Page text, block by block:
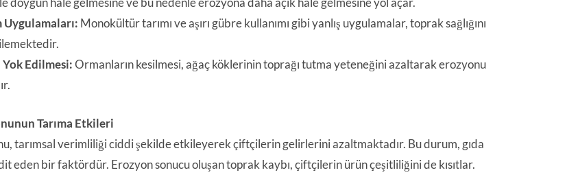
Uygulamaları: Monokültür tarımı ve aşırı gübre kullanımı gibi yanlış uygulamalar, toprak sağlığını
Edilmesi:Ormanların kesilmesi, ağaç köklerinin toprağı tutma yeteneğini azaltarak erozyonu
Tarıma Etkileri
tarımsal verimliliği ciddi şekilde etkileyerek çiftçilerin gelirlerini azaltmaktadır. Bu durum, gıda
eden bir faktördür. Erozyon sonucu oluşan toprak kaybı, çiftçilerin ürün çeşitliliğini de kısıtlar.